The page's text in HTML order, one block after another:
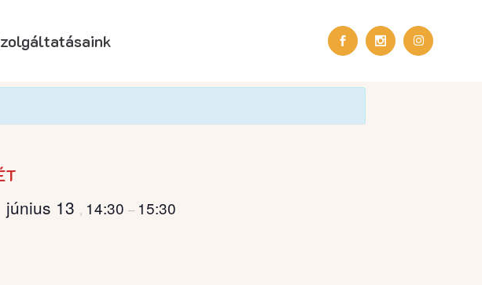
június 13 , 14:30 – 15:30